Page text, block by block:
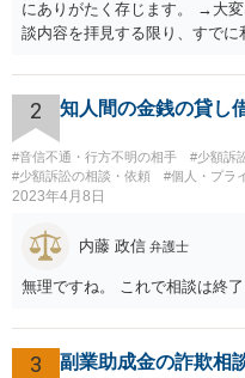
にありがたく存じます。 →大
談内容を拝見する限り、すで
にあたってはそれらの書面や
ですので、書面などをもって
ンを受けることをお勧めします。
2 知人間の金銭の貸し
#音信不通・行方不明の相手 #少額訴
#少額訴訟の相談・依頼
#個人・プラ
2023年4月8日
内藤 政信 弁護士
無理ですね。 これで相談は終了
3 副業助成金の詐欺相